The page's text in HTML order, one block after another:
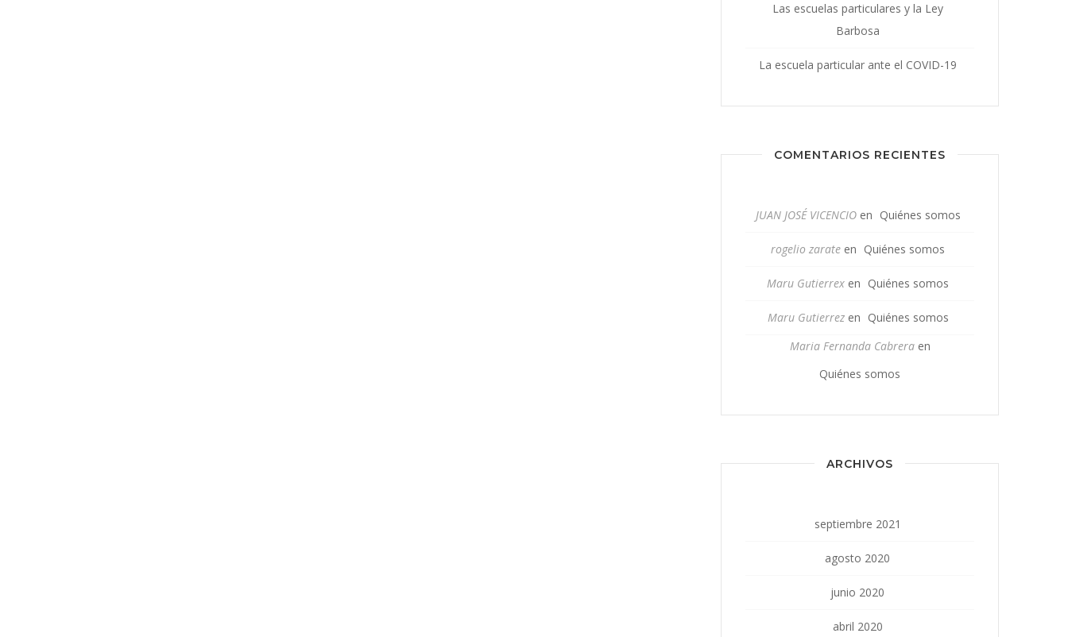
Las escuelas particulares y la Ley
Barbosa
La escuela particular ante el COVID-19
COMENTARIOS RECIENTES
JUAN JOSÉ VICENCIOen Quiénes somos
rogelio zarate en Quiénes somos
Maru Gutierrex en Quiénes somos
Maru Gutierrezen Quiénes somos
Maria Fernanda Cabreraen
Quiénes somos
ARCHIVOS
septiembre 2021
agosto 2020
junio 2020
abril 2020